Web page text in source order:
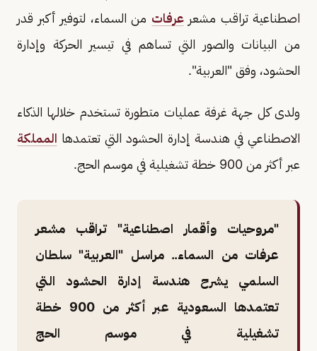
اصطناعية تراقب مشعرعرفات من السماء، لتوفير أكبر قدر
من البيانات والصور التي تساهم في تيسير الحركة وإدارة
الحشود، وفق "العربية".
ولدى كل جهة غرفة عمليات متطورة تستخدم خلالها الذكاء
الاصطناعي في هندسة إدارة الحشود التي تعتمدها المملكة
عبر أكثر من 900 خطة تشغيلية في موسم الحج.
"مروحيات وأقمار اصطناعية" تراقب مشعر
عرفات من السماء.. مراسل "العربية" سلطان
السلمي يشرح هندسة إدارة الحشود التي
تعتمدها السعودية عبر أكثر من 900 خطة
تشغيلية في موسم الحج